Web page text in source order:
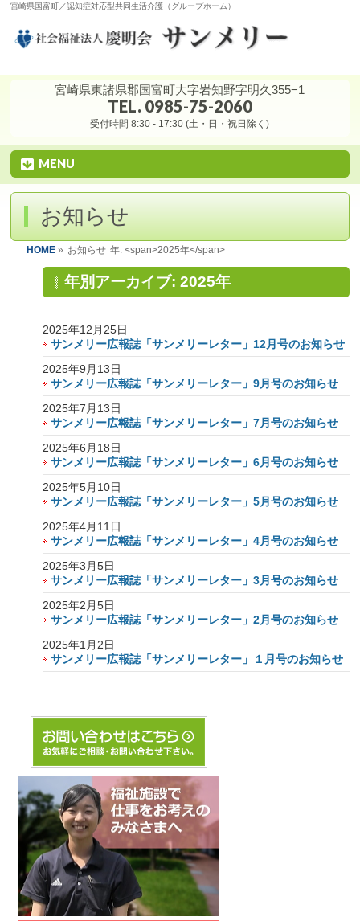
宮崎県国富町／認知症対応型共同生活介護（グループホーム）
宮崎県東諸県郡国富町大字岩知野字明久355−1
TEL. 0985-75-2060
受付時間 8:30 - 17:30 (土・日・祝日除く)
MENU
お知らせ
HOME » お知らせ 年: <span>2025年</span>
年別アーカイブ: 2025年
2025年12月25日
サンメリー広報誌「サンメリーレター」12月号のお知らせ
2025年9月13日
サンメリー広報誌「サンメリーレター」9月号のお知らせ
2025年7月13日
サンメリー広報誌「サンメリーレター」7月号のお知らせ
2025年6月18日
サンメリー広報誌「サンメリーレター」6月号のお知らせ
2025年5月10日
サンメリー広報誌「サンメリーレター」5月号のお知らせ
2025年4月11日
サンメリー広報誌「サンメリーレター」4月号のお知らせ
2025年3月5日
サンメリー広報誌「サンメリーレター」3月号のお知らせ
2025年2月5日
サンメリー広報誌「サンメリーレター」2月号のお知らせ
2025年1月2日
サンメリー広報誌「サンメリーレター」１月号のお知らせ